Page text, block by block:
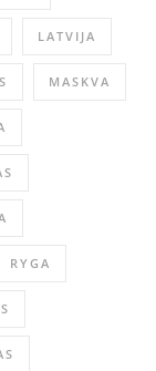
LATVIJA
MASKVA
RYGA